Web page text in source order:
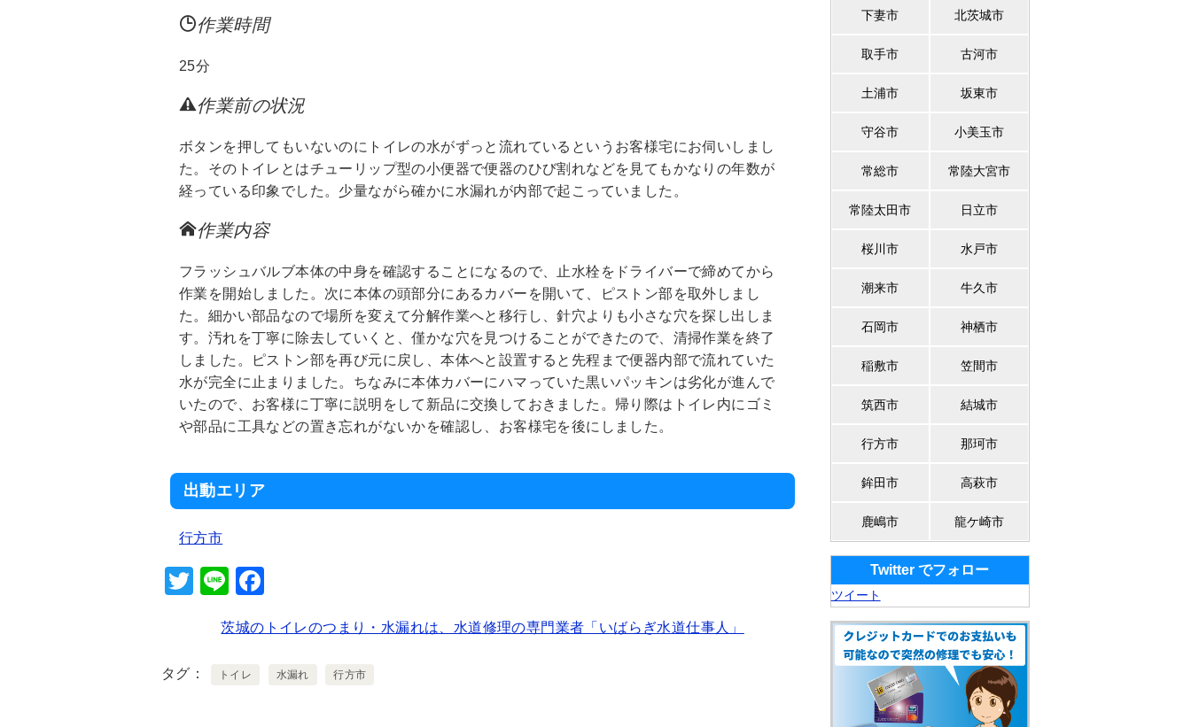
k
作業時間
25分
作業前の状況
ボタンを押してもいないのにトイレの水がずっと流れているというお客様宅にお伺いしまし
た。そのトイレとはチューリップ型の小便器で便器のひび割れなどを見てもかなりの年数が
経っている印象でした。少量ながら確かに水漏れが内部で起こっていました。
作業内容
フラッシュバルブ本体の中身を確認することになるので、止水栓をドライバーで締めてから
作業を開始しました。次に本体の頭部分にあるカバーを開いて、ピストン部を取外しまし
た。細かい部品なので場所を変えて分解作業へと移行し、針穴よりも小さな穴を探し出しま
す。汚れを丁寧に除去していくと、僅かな穴を見つけることができたので、清掃作業を終了
しました。ピストン部を再び元に戻し、本体へと設置すると先程まで便器内部で流れていた
水が完全に止まりました。ちなみに本体カバーにハマっていた黒いパッキンは劣化が進んで
いたので、お客様に丁寧に説明をして新品に交換しておきました。帰り際はトイレ内にゴミ
や部品に工具などの置き忘れがないかを確認し、お客様宅を後にしました。
出動エリア
行方市
T
er
Li
e c
e
茨城のトイレのつまり・水漏れは、水道修理の専門業者「いばらぎ水道仕事人」
タグ トイレ 水漏れ 行方市
下妻市 北茨城市
取手市 古河市
土浦市 坂東市
守谷市 小美玉市
常総市 常陸大宮市
常陸太田市 日立市
桜川市 水戸市
潮来市 牛久市
石岡市 神栖市
稲敷市 笠間市
筑西市 結城市
行方市 那珂市
鉾田市 高萩市
鹿嶋市 龍ケ崎市
Twitter でフォロー
ツイート